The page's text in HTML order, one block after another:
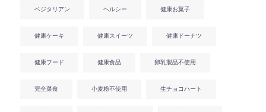
ベジタリアン ヘルシー 健康お菓子
健康ケーキ 健康スイーツ 健康ドーナツ
健康フード 健康食品 卵乳製品不使用
完全菜食 小麦粉不使用 生チョコハート